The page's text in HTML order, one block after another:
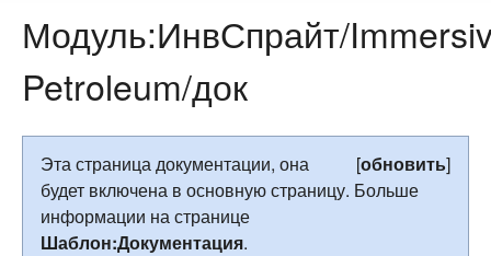
Модуль:ИнвСпрайт/
Petroleum/док
[обновить]
Эта страница документации, она
будет включена в основную страницу. Больше
информации на странице
Шаблон:Документация.